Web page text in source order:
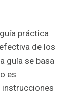
práctica
de los
guía se basa
es